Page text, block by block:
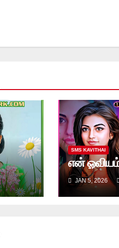
SMS KAVITHAI
என்
JAN 5, 2026